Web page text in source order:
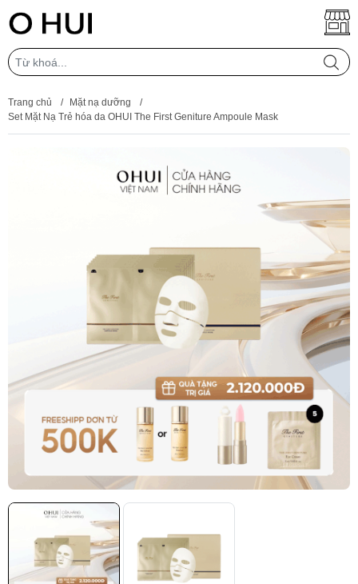
Trang chủ / Mặt nạ dưỡng
/
Set Mặt Nạ Trẻ hóa da OHUI The First Geniture Ampoule Mask